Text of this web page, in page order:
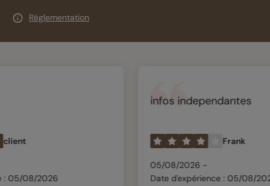
Réglementation
infos independantes
Frank
05/08/2026 -
Date d'expérience : 05/08/2026